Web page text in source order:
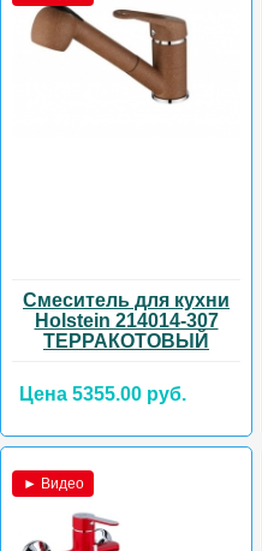
Смеситель для кухни
Holstein 214014-307
ТЕРРАКОТОВЫЙ
Цена 5355.00 руб.
► Видео